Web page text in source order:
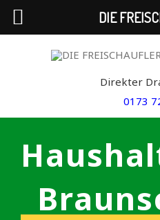
Direkter
0173
DIE